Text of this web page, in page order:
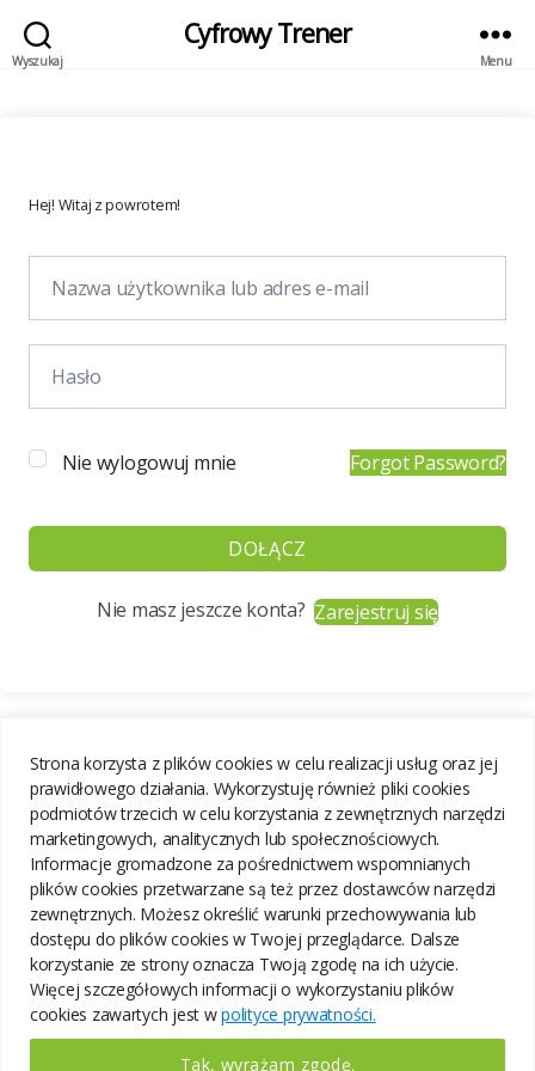
Strona korzysta z plików cookies w celu realizacji usług oraz jej
prawidłowego działania. Wykorzystuję również pliki cookies
podmiotów trzecich w celu korzystania z zewnętrznych narzędzi
marketingowych, analitycznych lub społecznościowych.
Informacje gromadzone za pośrednictwem wspomnianych
plików cookies przetwarzane są też przez dostawców narzędzi
zewnętrznych. Możesz określić warunki przechowywania lub
dostępu do plików cookies w Twojej przeglądarce. Dalsze
korzystanie ze strony oznacza Twoją zgodę na ich użycie.
Więcej szczegółowych informacji o wykorzystaniu plików
cookies zawartych jest wpolityce prywatności.
Tak, wyrażam zgodę.
Wyszukaj
Cyfrowy Trener
Menu
Hej! Witaj z powrotem!
Nie wylogowuj mnie Forgot Password?
DOŁĄCZ
Nie masz jeszcze konta?Zarejestruj się